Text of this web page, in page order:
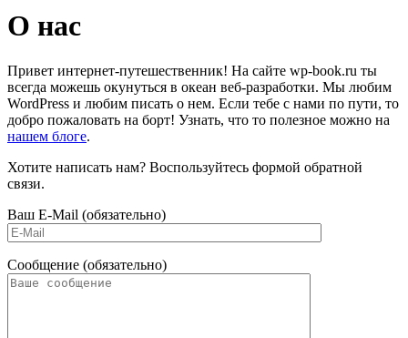
О нас
Привет интернет-путешественник! На сайте wp-book.ru ты
всегда можешь окунуться в океан веб-разработки. Мы любим
WordPress и любим писать о нем. Если тебе с нами по пути, то
добро пожаловать на борт! Узнать, что то полезное можно на
нашем блоге.
Хотите написать нам? Воспользуйтесь формой обратной
связи.
Ваш E-Mail (обязательно)
Сообщение (обязательно)